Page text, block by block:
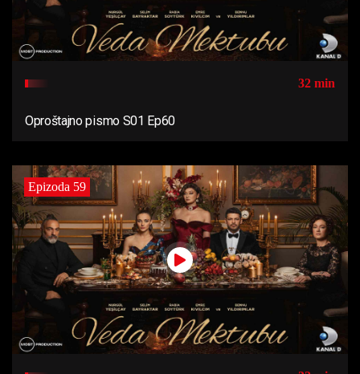
32 min
Oproštajno pismo S01 Ep60
Epizoda 59